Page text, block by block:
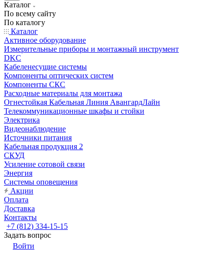
Каталог
По всему сайту
По каталогу
Каталог
Активное оборудование
Измерительные приборы и монтажный инструмент
DKC
Кабеленесущие системы
Компоненты оптических систем
Компоненты СКС
Расходные материалы для монтажа
Огнестойкая Кабельная Линия АвангардЛайн
Телекоммуникационные шкафы и стойки
Электрика
Видеонаблюдение
Источники питания
Кабельная продукция 2
СКУД
Усиление сотовой связи
Энергия
Системы оповещения
Акции
Оплата
Доставка
Контакты
+7 (812) 334-15-15
Задать вопрос
Войти